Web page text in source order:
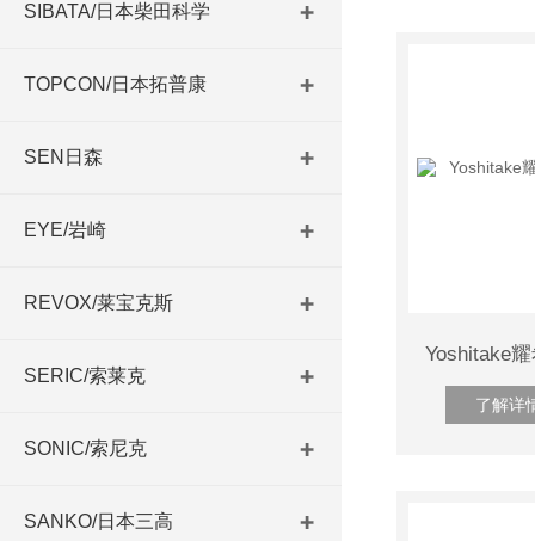
SIBATA/日本柴田科学
TOPCON/日本拓普康
SEN日森
EYE/岩崎
REVOX/莱宝克斯
SERIC/索莱克
SONIC/索尼克
SANKO/日本三高
了解详